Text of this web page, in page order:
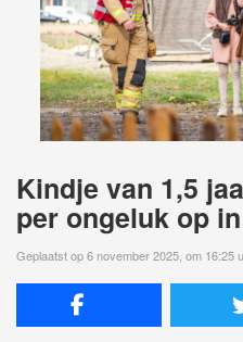
Kindje van 1,5
per ongeluk op
Geplaatst op 6 november 2025, om 16:25